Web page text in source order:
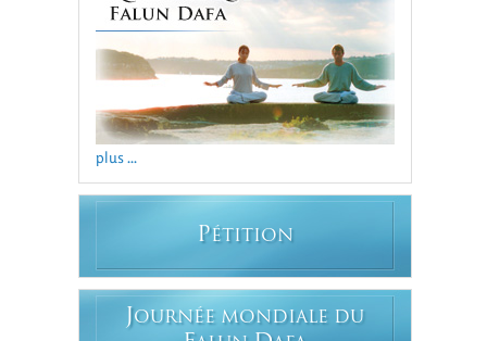
plus ...
PÉTITION
JOURNÉE MONDIALE DU